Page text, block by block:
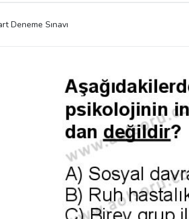
Deneme Sınavı